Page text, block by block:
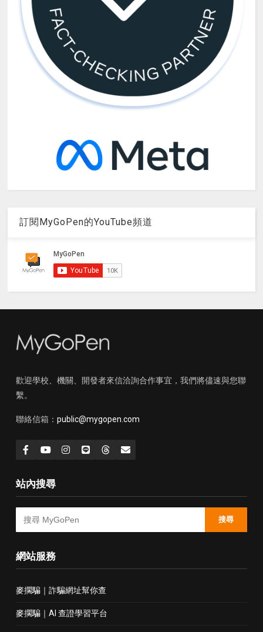
訂閱MyGoPen的YouTube頻道
歡迎學校、機關、開發者來信洽詢合作事宜，我們將儘速與您聯
繫。
聯絡信箱： public@mygopen.com
站內搜尋
搜尋
網站服務
麥擱騙｜詐騙網址幫你查
麥擱騙｜AI 查證學習平台